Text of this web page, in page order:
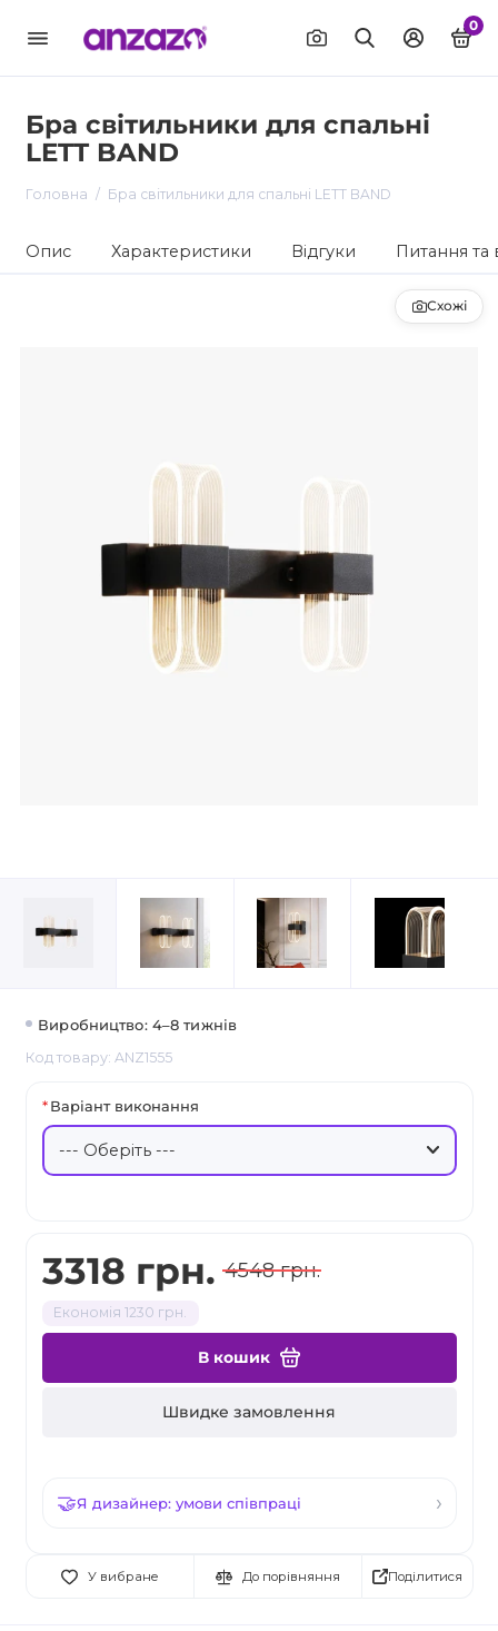
0
Бра світильники для спальні
LETT BAND
Головна Бра світильники для спальні LETT BAND
Опис Характеристики Відгуки Питання та
Схожі
Виробництво: 4–8 тижнів
Код товару: ANZ1555
3318 грн. 4548 грн.
Економія 1230 грн.
В кошик
Швидке замовлення
Я дизайнер: умови співпраці
У вибране До порівняння
Варіант виконання
Поділитися